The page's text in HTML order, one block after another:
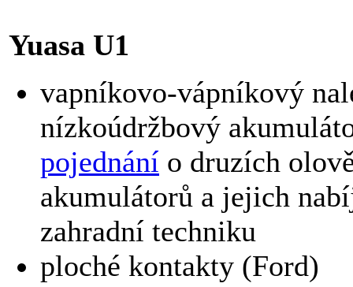
Yuasa U1
vapníkovo-vápníkový
nízkoúdržbový
pojednání o druzích
akumulátorů a jejich
zahradní techniku
ploché kontakty (Ford)